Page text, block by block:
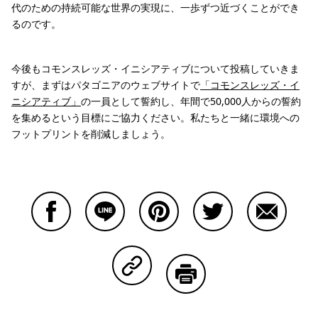
代のための持続可能な世界の実現に、一歩ずつ近づくことができ
るのです。
今後もコモンスレッズ・イニシアティブについて投稿していきま
すが、まずはパタゴニアのウェブサイトで 「コモンスレッズ・イ
ニシアティブ」 の一員として誓約し、年間で50,000人からの誓約
を集めるという目標にご協力ください。私たちと一緒に環境への
フットプリントを削減しましょう。
Copy Linkで共有する